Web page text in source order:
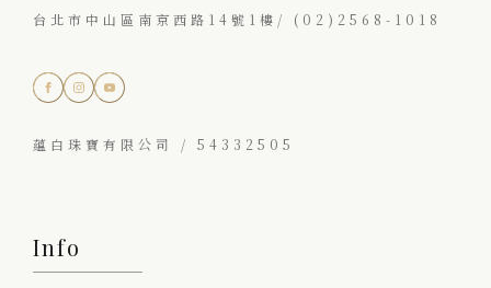
台北市中山區南京西路14號1樓/ (02)2568-1018
蘊白珠寶有限公司 / 54332505
Info